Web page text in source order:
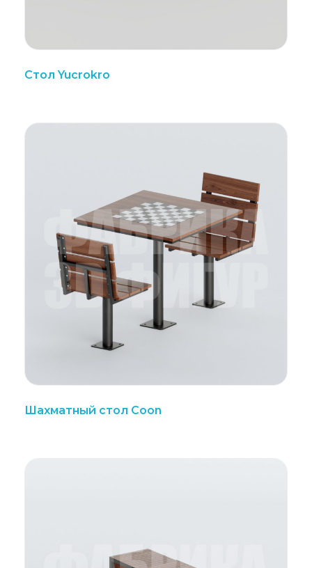
Стол Yucrokro
Шахматный стол Coon